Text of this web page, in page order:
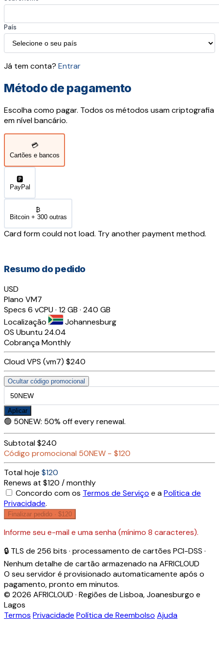
País
Já tem conta? Entrar
Método de pagamento
Escolha como pagar. Todos os métodos usam criptografia
em nível bancário.
💳
Cartões e bancos
🅿️
PayPal
₿
Bitcoin + 300 outras
Card form could not load. Try another payment method.
Resumo do pedido
USD
Plano VM7
Specs 6 vCPU · 12 GB · 240 GB
Localização
Johannesburg
OS Ubuntu 24.04
CobrançaMonthly
Cloud VPS (vm7) $240
Ocultar código promocional
Aplicar
🟢 50NEW: 50% off every renewal.
Subtotal$240
Código promocional 50NEW − $120
Total hoje $120
Renews at $120 / monthly
Concordo com os Termos de Serviço e aPolítica de
Privacidade.
Finalizar pedido · $120
Informe seu e-mail e uma senha (mínimo 8 caracteres).
🔒 TLS de 256 bits · processamento de cartões PCI-DSS ·
Nenhum detalhe de cartão armazenado na AFRICLOUD
O seu servidor é provisionado automaticamente após o
pagamento, pronto em minutos.
© 2026 AFRICLOUD · Regiões de Lisboa, Joanesburgo e
Lagos
Termos Privacidade Política de Reembolso Ajuda